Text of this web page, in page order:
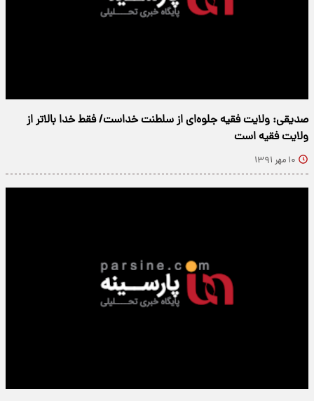
صدیقی: ولایت فقیه جلوه‌ای از سلطنت خداست/ فقط خدا بالاتر از
ولایت فقیه است
۱۰ مهر ۱۳۹۱